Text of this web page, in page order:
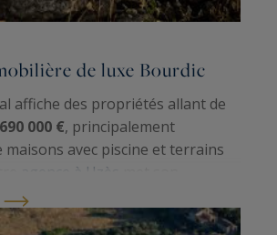
de luxe Bourdic
affiche des propriétés allant de
000 €, principalement
maisons avec piscine et terrains
agence à Uzès
d'une clientèle exigeante,
approfondie de l'